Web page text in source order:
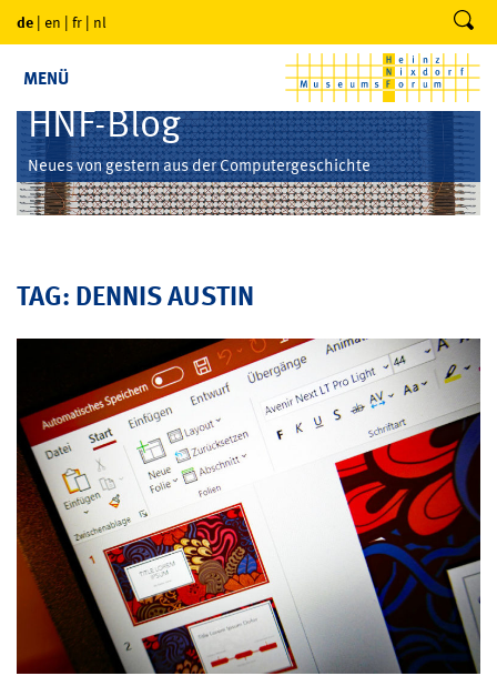
de | en | fr | nl
MENÜ
HNF-Blog
Neues von gestern aus der Computergeschichte
TAG: DENNIS AUSTIN